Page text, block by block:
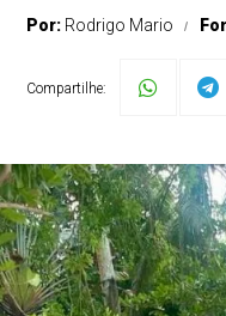
Por: Rodrigo Mario
Compartilhe: